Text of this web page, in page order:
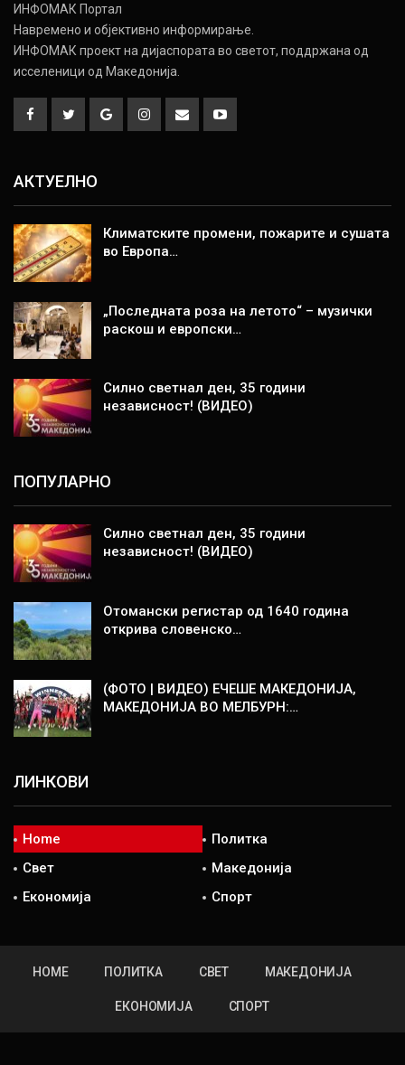
ИНФОМАК Портал
Навремено и објективно информирање.
ИНФОМАК проект на дијаспората во светот, поддржана од
исселеници од Македонија.
АКТУЕЛНО
Климатските промени, пожарите и сушата
во Европа…
„Последната роза на летото“ – музички
раскош и европски…
Силно светнал ден, 35 години
независност! (ВИДЕО)
ПОПУЛАРНО
Силно светнал ден, 35 години
независност! (ВИДЕО)
Отомански регистар од 1640 година
открива словенско…
(ФОТО | ВИДЕО) ЕЧЕШЕ МАКЕДОНИЈА,
МАКЕДОНИЈА ВО МЕЛБУРН:…
ЛИНКОВИ
Home
Политка
Свет
Македонија
Економија
Спорт
HOME ПОЛИТКА СВЕТ МАКЕДОНИЈА
ЕКОНОМИЈА СПОРТ